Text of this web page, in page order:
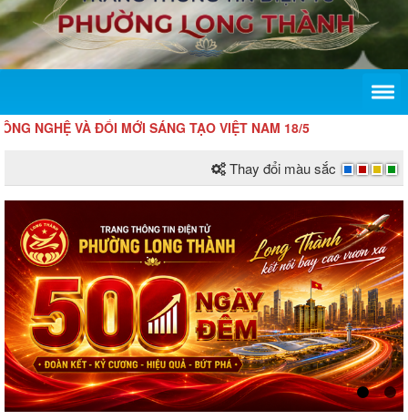
VÀ ĐỔI MỚI SÁNG TẠO VIỆT NAM 18/5
Thay đổi màu sắc